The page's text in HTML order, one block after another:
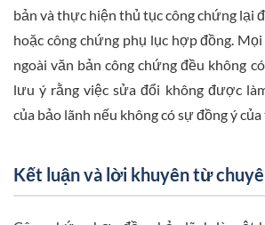
bản và thực hiện thủ tục công chứng lại
hoặc công chứng phụ lục hợp đồng.
ngoài văn bản công chứng đều không
lưu ý rằng việc sửa đổi không được
của bảo lãnh nếu không có sự đồng ý của
Kết luận và lời khuyên từ